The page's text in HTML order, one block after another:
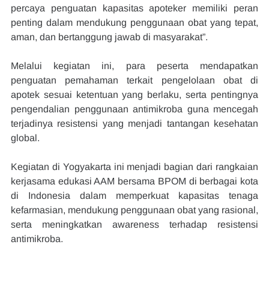
percaya penguatan kapasitas apoteker memiliki peran
penting dalam mendukung penggunaan obat yang tepat,
aman, dan bertanggung jawab di masyarakat”.
Melalui kegiatan ini, para peserta mendapatkan
penguatan pemahaman terkait pengelolaan obat di
apotek sesuai ketentuan yang berlaku, serta pentingnya
pengendalian penggunaan antimikroba guna mencegah
terjadinya resistensi yang menjadi tantangan kesehatan
global.
Kegiatan di Yogyakarta ini menjadi bagian dari rangkaian
kerjasama edukasi AAM bersama BPOM di berbagai kota
di Indonesia dalam memperkuat kapasitas tenaga
kefarmasian, mendukung penggunaan obat yang rasional,
serta meningkatkan awareness terhadap resistensi
antimikroba.